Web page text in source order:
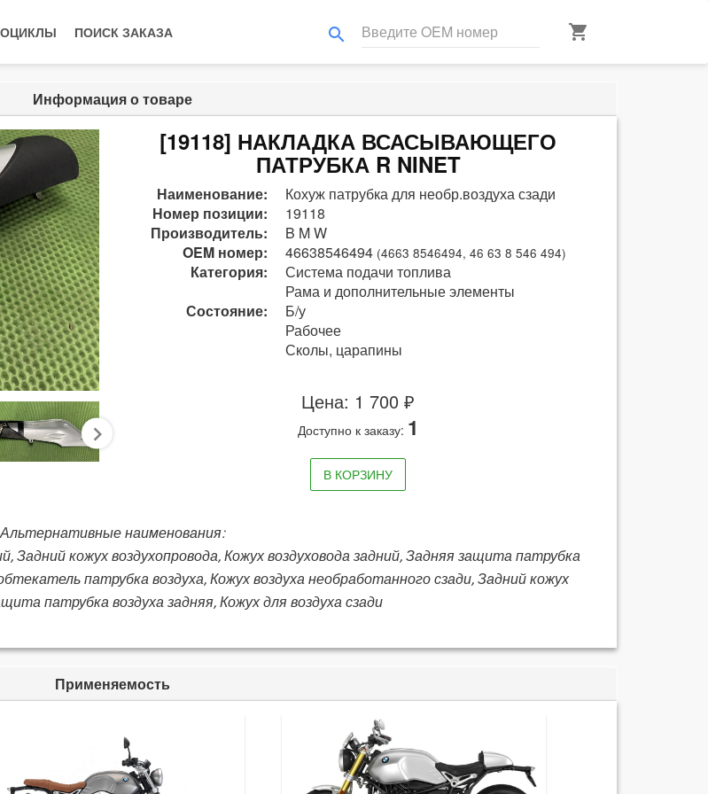
ПОИСК ЗАКАЗА search shopping_cart
Информация о товаре
next
[19118] НАКЛАДКА ВСАСЫВАЮЩЕГО
ПАТРУБКА R NINET
Наименование:
Кохуж патрубка для необр.воздуха сзади
Номер позиции:
19118
Производитель:
B M W
OEM номер:
46638546494 (4663 8546494, 46 63 8 546 494)
Категория:
Система подачи топлива
Рама и дополнительные элементы
Состояние:
Б/у
Рабочее
Сколы, царапины
Цена: 1 700 ₽
Доступно к заказу: 1
В КОРЗИНУ
Альтернативные наименования:
Задний кожух воздухопровода, Кожух воздуховода задний, Задняя защита патрубка
патрубка воздуха, Кожух воздуха необработанного сзади, Задний кожух
патрубка воздуха задняя, Кожух для воздуха сзади
Применяемость